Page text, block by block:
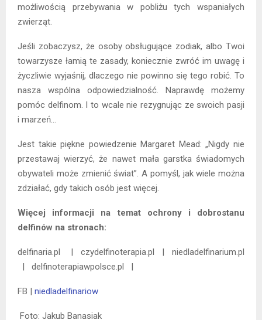
możliwością przebywania w pobliżu tych wspaniałych
zwierząt.
Jeśli zobaczysz, że osoby obsługujące zodiak, albo Twoi
towarzysze łamią te zasady, koniecznie zwróć im uwagę i
życzliwie wyjaśnij, dlaczego nie powinno się tego robić. To
nasza wspólna odpowiedzialność. Naprawdę możemy
pomóc delfinom. I to wcale nie rezygnując ze swoich pasji
i marzeń…
Jest takie piękne powiedzenie Margaret Mead: „Nigdy nie
przestawaj wierzyć, że nawet mała garstka świadomych
obywateli może zmienić świat”. A pomyśl, jak wiele można
zdziałać, gdy takich osób jest więcej.
Więcej informacji na temat ochrony i dobrostanu
delfinów na stronach:
delfinaria.pl | czydelfinoterapia.pl | niedladelfinarium.pl
| delfinoterapiawpolsce.pl |
FB | niedladelfinariow
Foto: Jakub Banasiak